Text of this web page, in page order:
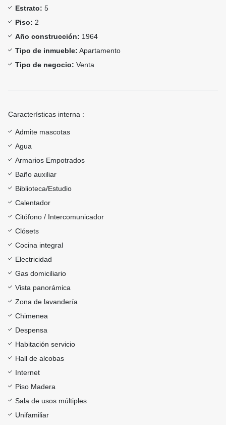
Estrato: 5
Piso: 2
Año construcción: 1964
Tipo de inmueble: Apartamento
Tipo de negocio: Venta
Características interna :
Admite mascotas
Agua
Armarios Empotrados
Baño auxiliar
Biblioteca/Estudio
Calentador
Citófono / Intercomunicador
Clósets
Cocina integral
Electricidad
Gas domiciliario
Vista panorámica
Zona de lavandería
Chimenea
Despensa
Habitación servicio
Hall de alcobas
Internet
Piso Madera
Sala de usos múltiples
Unifamiliar